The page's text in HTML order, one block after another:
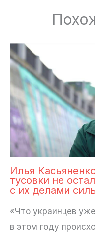
Илья
тусовки не
с их делами
«Что украинцев
в этом году